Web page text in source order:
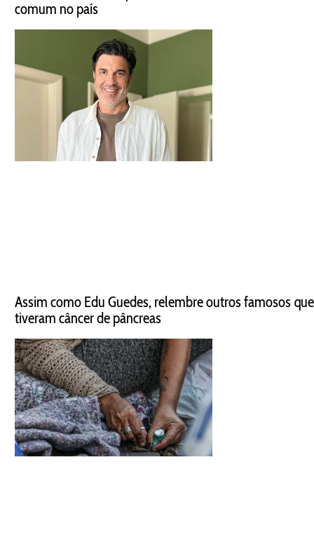
comum no país
Assim como Edu Guedes, relembre outros famosos que
tiveram câncer de pâncreas